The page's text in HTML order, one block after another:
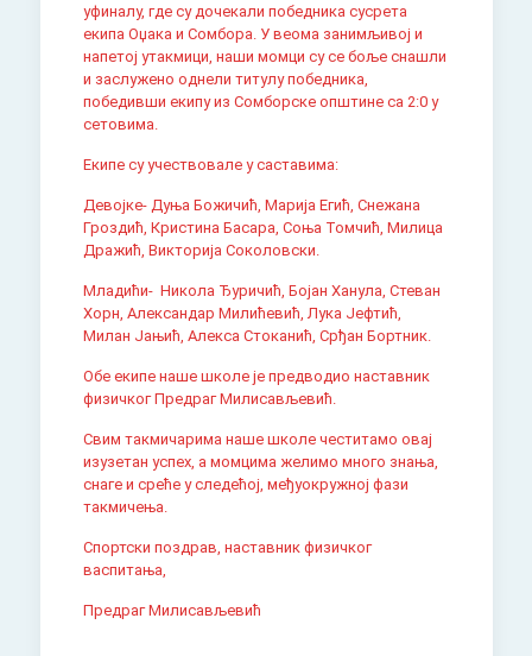
уфиналу, где су дочекали победника сусрета
екипа Оџака и Сомбора. У веома занимљивој и
напетој утакмици, наши момци су се боље снашли
и заслужено однели титулу победника,
победивши екипу из Сомборске општине са 2:0 у
сетовима.
Екипе су учествовале у саставима:
Девојке- Дуња Божичић, Марија Егић, Снежана
Гроздић, Кристина Басара, Соња Томчић, Милица
Дражић, Викторија Соколовски.
Младићи- Никола Ђуричић, Бојан Ханула, Стеван
Хорн, Александар Милићевић, Лука Јефтић,
Милан Јањић, Алекса Стоканић, Срђан Бортник.
Обе екипе наше школе је предводио наставник
физичког Предраг Милисављевић.
Свим такмичарима наше школе честитамо овај
изузетан успех, а момцима желимо много знања,
снаге и среће у следећој, међуокружној фази
такмичења.
Спортски поздрав, наставник физичког
васпитања,
Предраг Милисављевић